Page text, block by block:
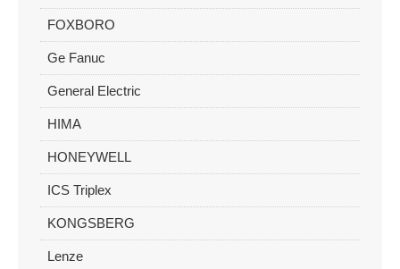
FOXBORO
Ge Fanuc
General Electric
HIMA
HONEYWELL
ICS Triplex
KONGSBERG
Lenze